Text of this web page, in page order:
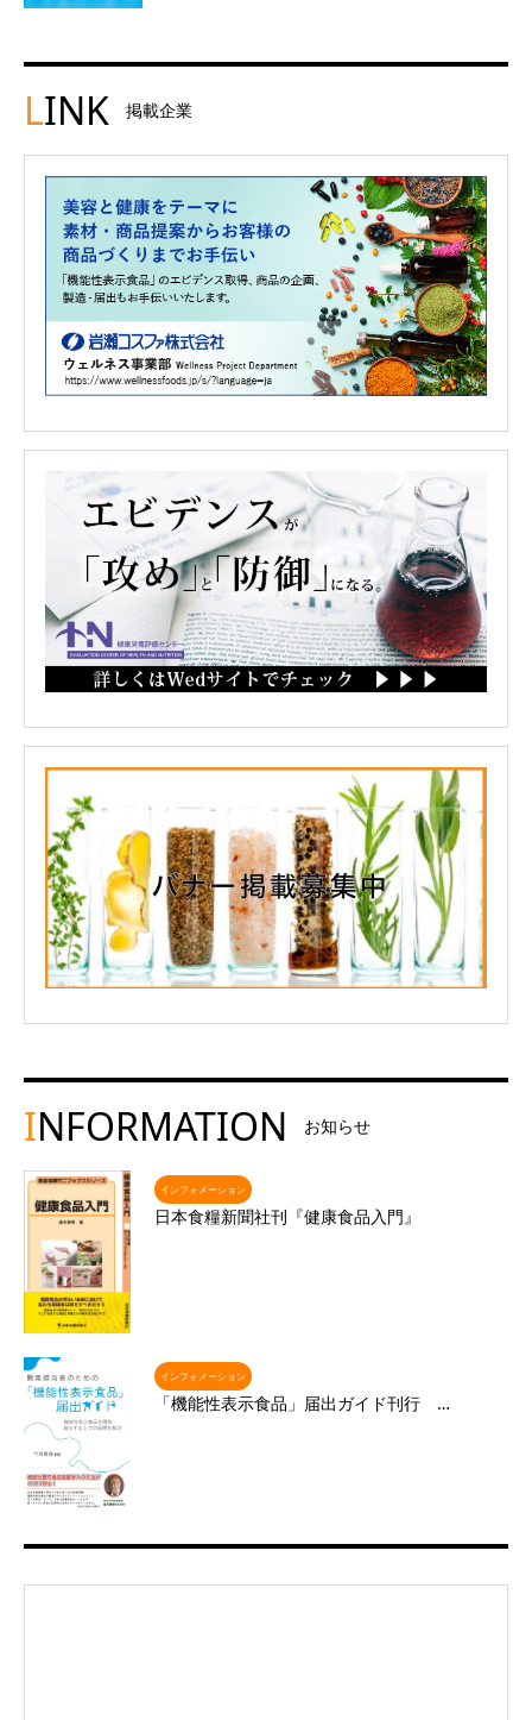
LINK 掲載企業
INFORMATION お知らせ
インフォメーション
日本食糧新聞社刊『健康食品入門』
インフォメーション
「機能性表示食品」届出ガイド刊行 …